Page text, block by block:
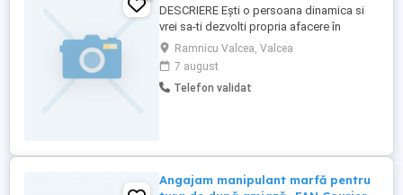
DESCRIERE Eşti o persoana dinamica si
vrei sa-ti dezvolti propria afacere în
industria curieratului? Ai una sau mai multe
autoutilitare sub 3,5 T ( euro 5) şi eşti
detinator Societate Comerciala de tip SRL
sau cu posibilitati de înfiintare a acesteia?
Ramnicu Valcea, Valcea
7 august
Telefon validat
Angajam manipulant marfă pentru